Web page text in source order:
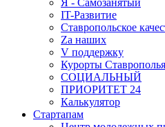
Я - Самозанятый
IT-Развитие
Ставропольское
Za наших
V поддержку
Курорты Ставрополья
СОЦИАЛЬНЫЙ
ПРИОРИТЕТ 24
Калькулятор
Стартапам